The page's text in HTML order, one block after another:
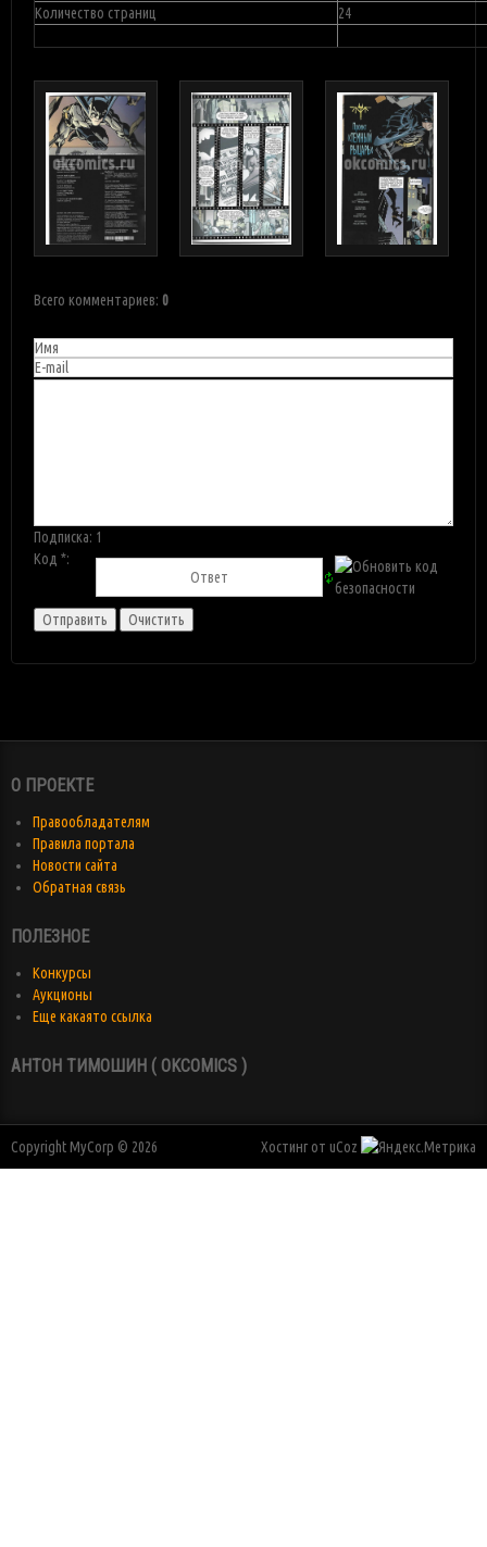
Количество страниц
24
Всего комментариев: 0
Подписка: 1
Код *:
О ПРОЕКТЕ
Правообладателям
Правила портала
Новости сайта
Обратная связь
ПОЛЕЗНОЕ
Конкурсы
Аукционы
Еще какаято ссылка
АНТОН ТИМОШИН ( OKCOMICS )
Хостинг от uCoz
Copyright MyCorp © 2026